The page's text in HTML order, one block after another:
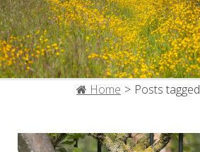
Home > Posts tagged